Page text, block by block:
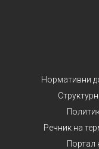
Нормативни
Речник на
Портал